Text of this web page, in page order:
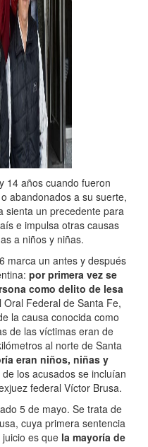
14 años cuando fueron
abandonados a su suerte,
sienta un precedente para
e impulsa otras causas
a niños y niñas.
marca un antes y después
por primera vez se
como delito de lesa
Oral Federal de Santa Fe,
la causa conocida como
de las víctimas eran de
al norte de Santa
eran niños, niñas y
los acusados se incluían
federal Víctor Brusa.
5 de mayo. Se trata de
cuya primera sentencia
es quela mayoría de